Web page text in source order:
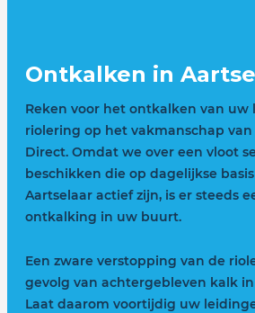
Ontkalken in
Reken voor het ontkalken van uw
riolering op het vakmanschap
Direct. Omdat we over een vloot
beschikken die op dagelijkse
Aartselaar actief zijn, is er steeds
ontkalking in uw buurt.
Een zware verstopping van de
gevolg van achtergebleven kalk
Laat daarom voortijdig uw